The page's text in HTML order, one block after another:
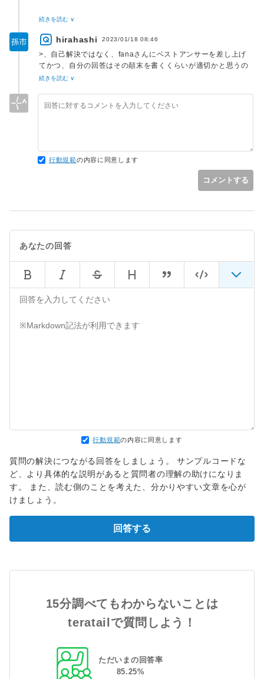
私の回答内容はあくまでもオプション項目に関するものであ
getchar() を入れるとかは，コメントにたまたま書いた（やや
冗談じみた）話でしかないので，「getchar()で解決としてベ
ストアンサー」とか言われると，それはそれで どうかなー
っていう感じです．
続きを読む ∨
hirahashi 2023/01/18 08:46
>、自己解決ではなく、fanaさんにベストアンサーを差し上げ
てかつ、自分の回答はその顛末を書くくらいが適切かと思うの
ですがそうではありませんか。
に解決しているわけではございません。
続きを読む ∨
行動規範の内容に同意します
コメントする
あなたの回答
行動規範の内容に同意します
質問の解決につながる回答をしましょう。 サンプルコードな
ど、より具体的な説明があると質問者の理解の助けになりま
す。 また、読む側のことを考えた、分かりやすい文章を心が
けましょう。
回答する
15分調べてもわからないことは
teratailで質問しよう！
ただいまの回答率
85.25%